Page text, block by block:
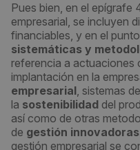
Pues bien, en el epígrafe
empresarial, se incluyen
financiables, y en el punto
sistemáticas y
referencia a actuaciones
implantación en la
empresarial, sistemas
la sostenibilidad del
así como de otras
de gestión innovadoras
gestión empresarial se